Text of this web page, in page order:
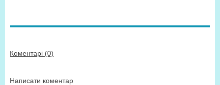
Коментарі (0)
Написати коментар